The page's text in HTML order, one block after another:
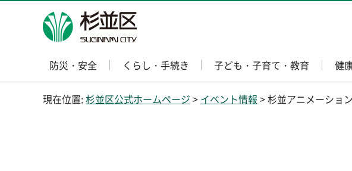
杉並区
防災・安全 くらし・手続き 子ども・子育て・教育 健
現在位置:杉並区公式ホームページ > イベント情報 > 杉並アニメーショ